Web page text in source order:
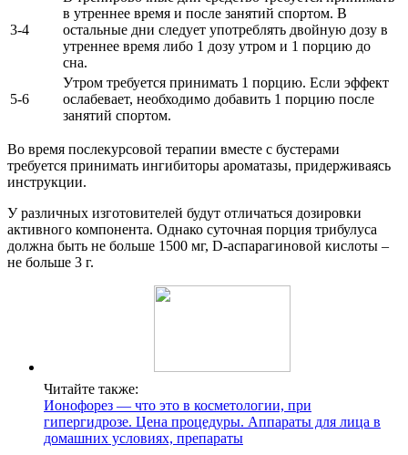
3-4
в утреннее время и после занятий спортом. В
остальные дни следует употреблять двойную дозу в
утреннее время либо 1 дозу утром и 1 порцию до
сна.
5-6
Утром требуется принимать 1 порцию. Если эффект
ослабевает, необходимо добавить 1 порцию после
занятий спортом.
Во время послекурсовой терапии вместе с бустерами
требуется принимать ингибиторы ароматазы, придерживаясь
инструкции.
У различных изготовителей будут отличаться дозировки
активного компонента. Однако суточная порция трибулуса
должна быть не больше 1500 мг, D-аспарагиновой кислоты –
не больше 3 г.
Читайте также:
Ионофорез — что это в косметологии, при
гипергидрозе. Цена процедуры. Аппараты для лица в
домашних условиях, препараты